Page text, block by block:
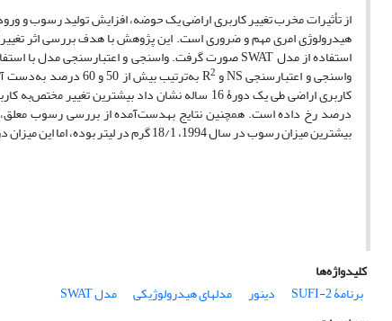
از تأثیرات مخرب تغییر کاربری اراضی یک حوضه، افزایش تولید رسوب و
واسنجی و اعتبارسنجی NS و R 2 به‌ترتیب بیش از
درصد رخ داده است. همچنین نتایج به‏دست‌آمده از بررسی رسوب معلق،
بیشترین میزان رسوب در سال 1994، 18/1 گرم در لیتر بوده، اما این میزان در سال 2010 به 65/12 ‏گرم در لیتر رسیده است.
کلیدواژه‌ها
برنامۀ SUFI-2
دینور مدل‏های هیدرولوژیکی
مدل SWAT